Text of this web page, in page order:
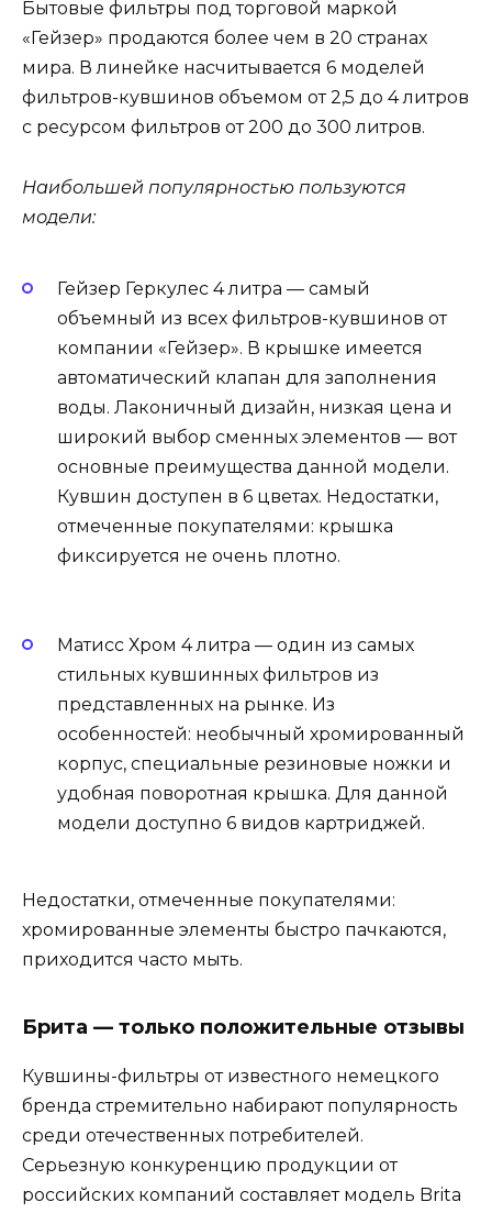
Бытовые фильтры под торговой маркой
«Гейзер» продаются более чем в 20 странах
мира. В линейке насчитывается 6 моделей
фильтров-кувшинов объемом от 2,5 до 4 литров
с ресурсом фильтров от 200 до 300 литров.
Наибольшей популярностью пользуются
модели:
Гейзер Геркулес 4 литра — самый
объемный из всех фильтров-кувшинов от
компании «Гейзер». В крышке имеется
автоматический клапан для заполнения
воды. Лаконичный дизайн, низкая цена и
широкий выбор сменных элементов — вот
основные преимущества данной модели.
Кувшин доступен в 6 цветах. Недостатки,
отмеченные покупателями: крышка
фиксируется не очень плотно.
Матисс Хром 4 литра — один из самых
стильных кувшинных фильтров из
представленных на рынке. Из
особенностей: необычный хромированный
корпус, специальные резиновые ножки и
удобная поворотная крышка. Для данной
модели доступно 6 видов картриджей.
Недостатки, отмеченные покупателями:
хромированные элементы быстро пачкаются,
приходится часто мыть.
Брита — только положительные отзывы
Кувшины-фильтры от известного немецкого
бренда стремительно набирают популярность
среди отечественных потребителей.
Серьезную конкуренцию продукции от
российских компаний составляет модель Brita